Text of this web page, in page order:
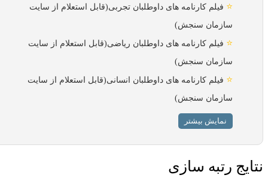
⭐ فیلم کارنامه های داوطلبان تجربی(قابل استعلام از سایت
سازمان سنجش)
⭐ فیلم کارنامه های داوطلبان ریاضی(قابل استعلام از سایت
سازمان سنجش)
⭐ فیلم کارنامه های داوطلبان انسانی(قابل استعلام از سایت
سازمان سنجش)
نمایش بیشتر
نتایج رتبه سازی